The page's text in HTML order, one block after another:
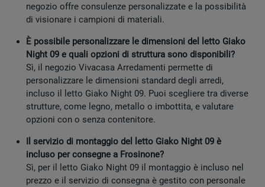
negozio offre consulenze personalizzate e la possibilità
di visionare i campioni di materiali.
È possibile personalizzare le dimensioni del letto Giako
Night 09 e quali opzioni di struttura sono disponibili?
Sì, il negozio Vivacasa Arredamenti permette di
personalizzare le dimensioni standard degli arredi,
incluso il letto Giako Night 09. Puoi scegliere tra diverse
strutture, come legno, metallo o imbottita, e valutare
opzioni con o senza contenitore.
Il servizio di montaggio del letto Giako Night 09 è
incluso per consegne a Frosinone?
Sì, per il letto Giako Night 09 il montaggio è incluso nel
prezzo e il servizio di consegna è gestito con personale